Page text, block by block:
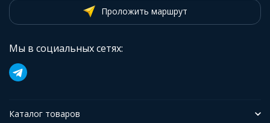
Проложить маршрут
Мы в социальных сетях:
Каталог товаров